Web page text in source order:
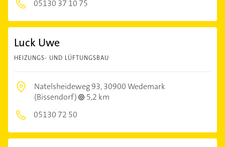
05130 37 10 75
Luck Uwe
HEIZUNGS- UND LÜFTUNGSBAU
Natelsheideweg 93,30900 Wedemark
(Bissendorf)
5,2 km
05130 72 50